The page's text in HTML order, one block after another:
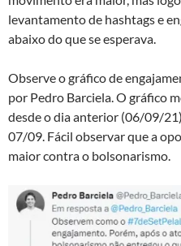
levantamento de hashtags e
abaixo do que se esperava.
Observe o gráfico de
por Pedro Barciela. O gráfico
desde o dia anterior (06/09/
07/09. Fácil observar que a
maior contra o bolsonarismo.